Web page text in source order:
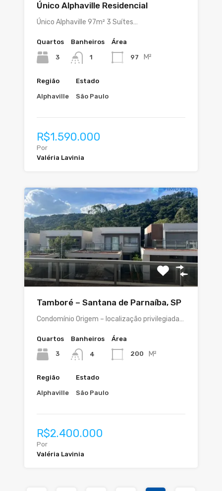
Único Alphaville Residencial
Único Alphaville 97m² 3 Suítes…
Quartos
3
Banheiros
1
Área
97 M²
Região
Alphaville
Estado
São Paulo
R$1.590.000
Por
Valéria Lavinia
Tamboré – Santana de Parnaíba, SP
Condomínio Origem – localização privilegiada…
Quartos
3
Banheiros
4
Área
200 M²
Região
Alphaville
Estado
São Paulo
R$2.400.000
Por
Valéria Lavinia